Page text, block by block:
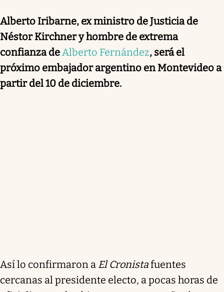
Alberto Iribarne, ex ministro de Justicia de
Néstor Kirchner y hombre de extrema
confianza deAlberto Fernández, será el
próximo embajador argentino en Montevideo a
partir del 10 de diciembre.
Así lo confirmaron a El Cronistafuentes
cercanas al presidente electo, a pocas horas de